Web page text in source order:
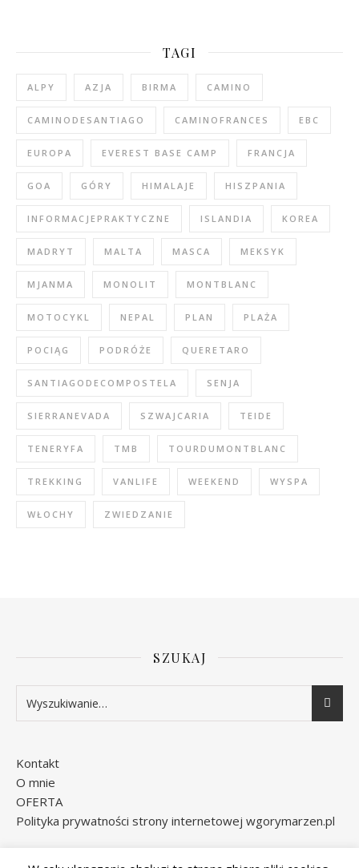
TAGI
ALPY AZJA BIRMA CAMINO
CAMINODESANTIAGO CAMINOFRANCES EBC
EUROPA EVEREST BASE CAMP FRANCJA
GOA GÓRY HIMALAJE HISZPANIA
INFORMACJEPRAKTYCZNE ISLANDIA KOREA
MADRYT MALTA MASCA MEKSYK
MJANMA MONOLIT MONTBLANC
MOTOCYKL NEPAL PLAN PLAŻA
POCIĄG PODRÓŻE QUERETARO
SANTIAGODECOMPOSTELA SENJA
SIERRANEVADA SZWAJCARIA TEIDE
TENERYFA TMB TOURDUMONTBLANC
TREKKING VANLIFE WEEKEND WYSPA
WŁOCHY ZWIEDZANIE
SZUKAJ
Kontakt
O mnie
OFERTA
Polityka prywatności strony internetowej wgorymarzen.pl